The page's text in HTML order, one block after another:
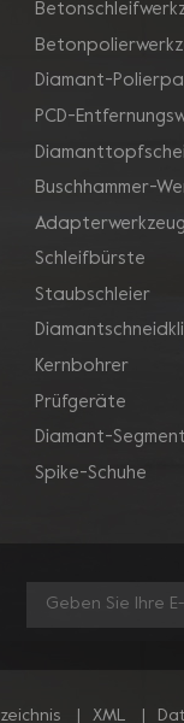
Diamant-
PCD-
Buschhammer-
Schleifbürste
Staubschleier
Kernbohrer
Prüfgeräte
Diamant-
Spike-Schuhe
XML